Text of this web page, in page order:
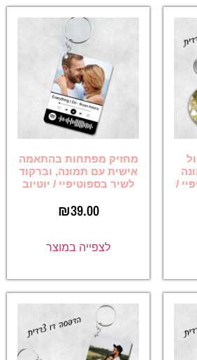
/
מחזיק מפתחות בהתאמה
אישית עם תמונה, וברקוד
לשיר בספוטיפיי / יוטיוב
₪39.00
לצפייה במוצר